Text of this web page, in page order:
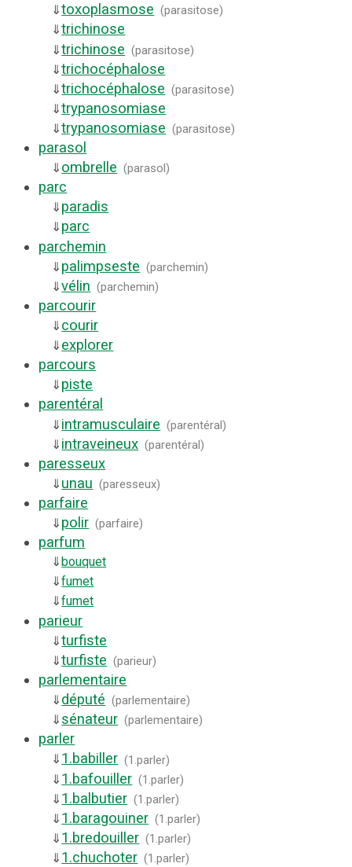
⇓toxoplasmose (parasitose)
⇓trichinose
⇓trichinose (parasitose)
⇓trichocéphalose
⇓trichocéphalose (parasitose)
⇓trypanosomiase
⇓trypanosomiase (parasitose)
parasol
⇓ ombrelle (parasol)
parc
⇓ paradis
⇓ parc
parchemin
⇓ palimpseste (parchemin)
⇓vélin (parchemin)
parcourir
⇓ courir
⇓ explorer
parcours
⇓ piste
parentéral
⇓ intramusculaire (parentéral)
⇓ intraveineux (parentéral)
paresseux
⇓ unau (paresseux)
parfaire
⇓ polir (parfaire)
parfum
⇓ bouquet
⇓fumet
⇓fumet
parieur
⇓turfiste
⇓turfiste (parieur)
parlementaire
⇓ député (parlementaire)
⇓ sénateur (parlementaire)
parler
⇓ 1.babiller (1.parler)
⇓ 1.bafouiller (1.parler)
⇓ 1.balbutier (1.parler)
⇓ 1.baragouiner (1.parler)
⇓ 1.bredouiller (1.parler)
⇓ 1.chuchoter (1.parler)